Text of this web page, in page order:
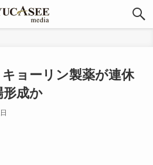
ョーリン製薬が連休
形成か